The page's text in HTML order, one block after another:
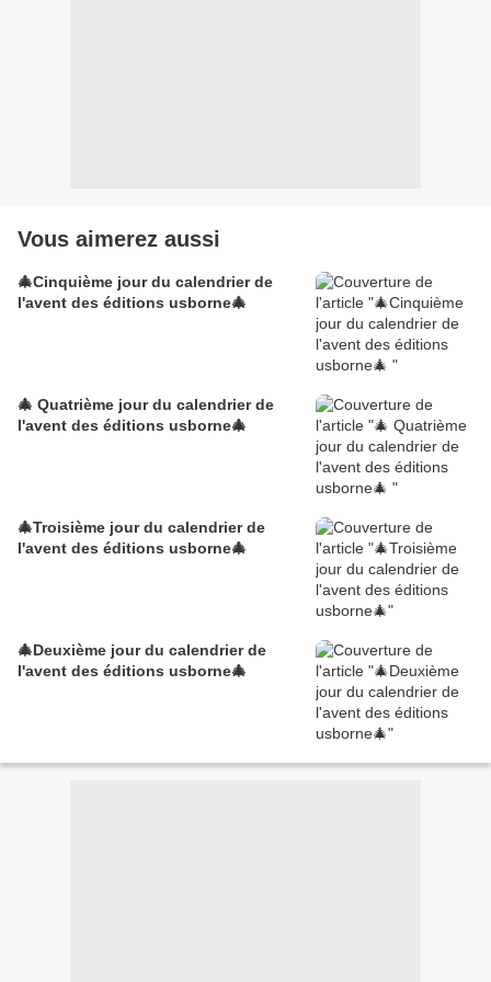
Vous aimerez aussi
🎄Cinquième jour du calendrier de
l'avent des éditions usborne🎄
🎄 Quatrième jour du calendrier de
l'avent des éditions usborne🎄
🎄Troisième jour du calendrier de
l'avent des éditions usborne🎄
🎄Deuxième jour du calendrier de
l'avent des éditions usborne🎄